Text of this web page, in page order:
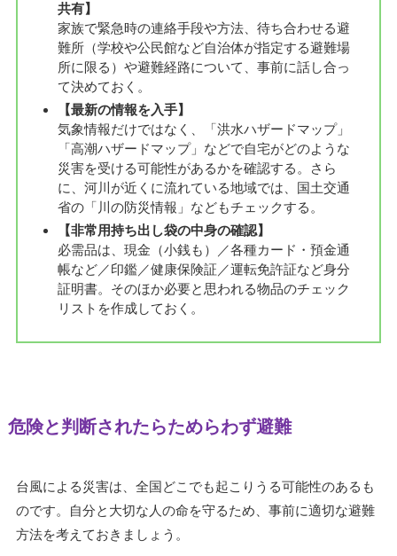
共有】
家族で緊急時の連絡手段や方法、待ち合わせる避
難所（学校や公民館など自治体が指定する避難場
所に限る）や避難経路について、事前に話し合っ
て決めておく。
【最新の情報を入手】
気象情報だけではなく、「洪水ハザードマップ」
「高潮ハザードマップ」などで自宅がどのような
災害を受ける可能性があるかを確認する。さら
に、河川が近くに流れている地域では、国土交通
省の「川の防災情報」などもチェックする。
【非常用持ち出し袋の中身の確認】
必需品は、現金（小銭も）／各種カード・預金通
帳など／印鑑／健康保険証／運転免許証など身分
証明書。そのほか必要と思われる物品のチェック
リストを作成しておく。
危険と判断されたらためらわず避難
台風による災害は、全国どこでも起こりうる可能性のあるも
のです。自分と大切な人の命を守るため、事前に適切な避難
方法を考えておきましょう。